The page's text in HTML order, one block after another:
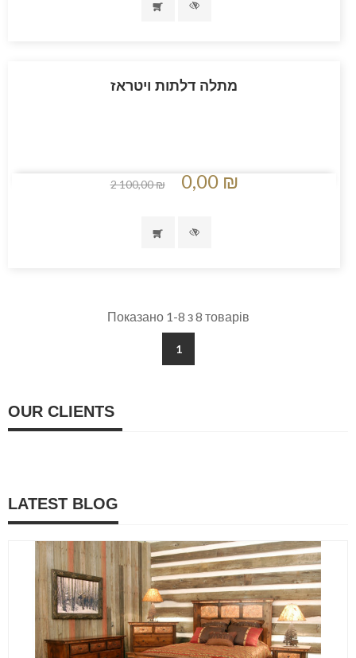
מתלה דלתות ויטראז
2 100,00 ₪ 0,00 ₪
Показано 1-8 з 8 товарів
1
OUR CLIENTS
LATEST BLOG